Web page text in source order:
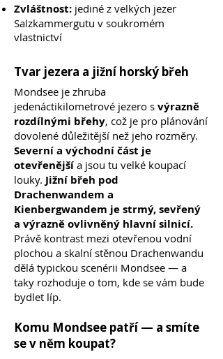
Zvláštnost: jediné z velkých jezer
Salzkammergutu v soukromém
vlastnictví
Tvar jezera a jižní horský břeh
Mondsee je zhruba
jedenáctikilometrové jezero s výrazně
rozdílnými břehy, což je pro plánování
dovolené důležitější než jeho rozměry.
Severní a východní část je
otevřenější a jsou tu velké koupací
louky. Jižní břeh pod
Drachenwandem a
Kienbergwandem je strmý, sevřený
a výrazně ovlivněný hlavní silnicí.
Právě kontrast mezi otevřenou vodní
plochou a skalní stěnou Drachenwandu
dělá typickou scenérii Mondsee — a
taky rozhoduje o tom, kde se vám bude
bydlet líp.
Komu Mondsee patří — a smíte
se v něm koupat?